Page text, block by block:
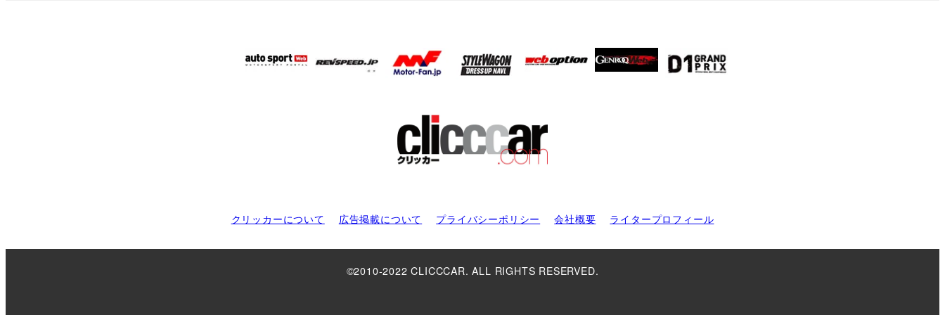
クリッカーについて 広告掲載について プライバシーポリシー 会社概要 ライタープロフィール
©2010-2022 CLICCCAR. ALL RIGHTS RESERVED.